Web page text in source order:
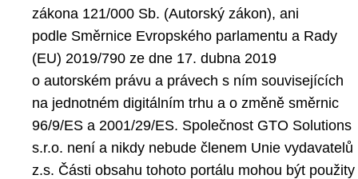
zákona 121/000 Sb. (Autorský zákon), ani
podle Směrnice Evropského parlamentu a Rady
(EU) 2019/790 ze dne 17. dubna 2019
o autorském právu a právech s ním souvisejících
na jednotném digitálním trhu a o změně směrnic
96/9/ES a 2001/29/ES. Společnost GTO Solutions
s.r.o. není a nikdy nebude členem Unie vydavatelů
z.s. Části obsahu tohoto portálu mohou být použity